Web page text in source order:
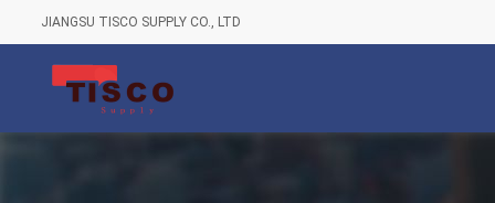
JIANGSU TISCO SUPPLY CO., LTD